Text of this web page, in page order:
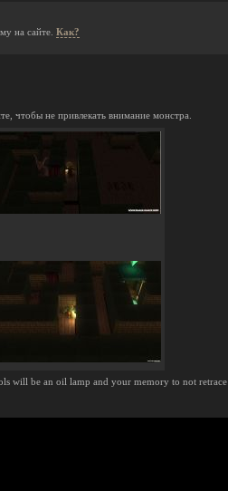
на сайте. Как?
чтобы не привлекать внимание монстра.
will be an oil lamp and your memory to not